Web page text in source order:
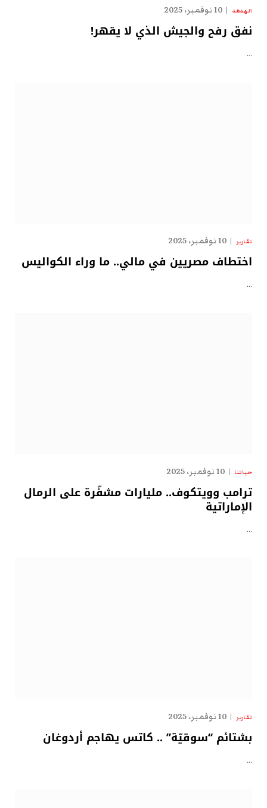
الهدهد 10 نوفمبر، 2025
نفق رفح والجيش الذي لا يقهر!
…
تقارير 10 نوفمبر، 2025
اختطاف مصريين في مالي.. ما وراء الكواليس
…
حياتنا 10 نوفمبر، 2025
ترامب وويتكوف.. مليارات مشفّرة على الرمال
الإماراتية
…
تقارير 10 نوفمبر، 2025
بشتائم “سوقيّة” .. كاتس يهاجم أردوغان
…